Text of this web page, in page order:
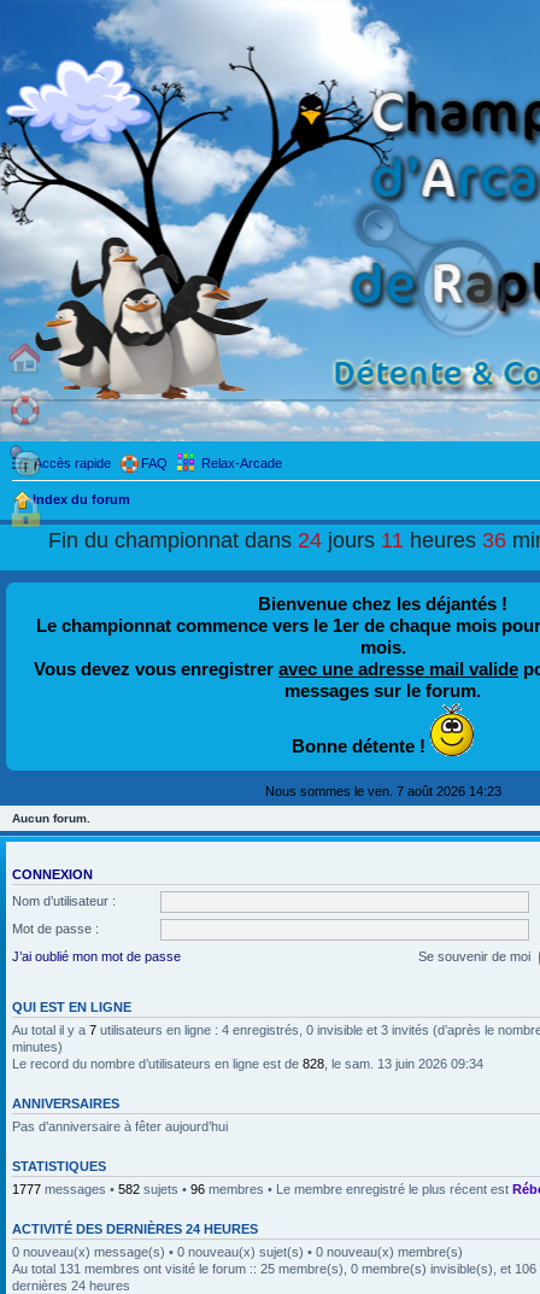
Accès rapide FAQ Relax-Arcade
Index du forum
Fin du championnat dans 24 jours 11 heures 36
Bienvenue chez les déjantés !
Le championnat commence vers le 1er de chaque mois
mois.
Vous devez vous enregistrer avec une adresse mail valide
messages sur le forum.
Bonne détente !
Nous sommes le ven. 7 août 2026 14:23
Aucun forum.
CONNEXION
Nom d’utilisateur :
Mot de passe :
J’ai oublié mon mot de passe
Se souvenir de moi
QUI EST EN LIGNE
Au total il y a 7 utilisateurs en ligne : 4 enregistrés, 0 invisible et 3 invités (d’après le
minutes)
Le record du nombre d’utilisateurs en ligne est de 828 , le sam. 13 juin 2026 09:34
ANNIVERSAIRES
Pas d’anniversaire à fêter aujourd’hui
STATISTIQUES
1777 messages • 582 sujets • 96 membres • Le membre enregistré le plus récent est
ACTIVITÉ DES DERNIÈRES 24 HEURES
0 nouveau(x) message(s) • 0 nouveau(x) sujet(s) • 0 nouveau(x) membre(s)
Au total 131 membres ont visité le forum :: 25 membre(s), 0 membre(s) invisible(s), et
dernières 24 heures